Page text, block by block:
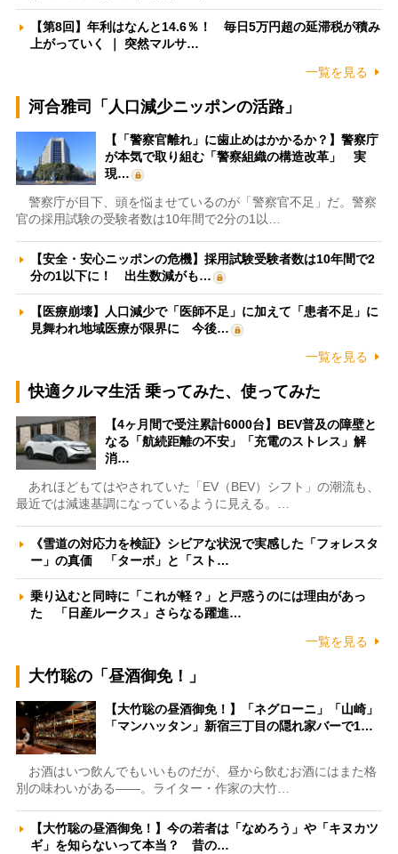
【第8回】年利はなんと14.6％！ 毎日5万円超の延滞税が積み
上がっていく ｜ 突然マルサ…
一覧を見る
河合雅司「人口減少ニッポンの活路」
【「警察官離れ」に歯止めはかかるか？】警察庁
が本気で取り組む「警察組織の構造改革」 実
現…
警察庁が目下、頭を悩ませているのが「警察官不足」だ。警察
官の採用試験の受験者数は10年間で2分の1以…
【安全・安心ニッポンの危機】採用試験受験者数は10年間で2
分の1以下に！ 出生数減がも…
【医療崩壊】人口減少で「医師不足」に加えて「患者不足」に
見舞われ地域医療が限界に 今後…
一覧を見る
快適クルマ生活 乗ってみた、使ってみた
【4ヶ月間で受注累計6000台】BEV普及の障壁と
なる「航続距離の不安」「充電のストレス」解
消…
あれほどもてはやされていた「EV（BEV）シフト」の潮流も、
最近では減速基調になっているように見える。…
《雪道の対応力を検証》シビアな状況で実感した「フォレスタ
ー」の真価 「ターボ」と「スト…
乗り込むと同時に「これが軽？」と戸惑うのには理由があっ
た 「日産ルークス」さらなる躍進…
一覧を見る
大竹聡の「昼酒御免！」
【大竹聡の昼酒御免！】「ネグローニ」「山崎」
「マンハッタン」新宿三丁目の隠れ家バーで1…
お酒はいつ飲んでもいいものだが、昼から飲むお酒にはまた格
別の味わいがある――。ライター・作家の大竹…
【大竹聡の昼酒御免！】今の若者は「なめろう」や「キヌカツ
ギ」を知らないって本当？ 昔の…